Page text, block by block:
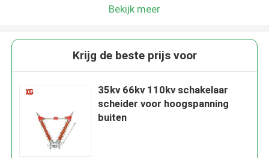
Bekijk meer
Krijg de beste prijs voor
35kv 66kv 110kv schakelaar
scheider voor hoogspanning
buiten